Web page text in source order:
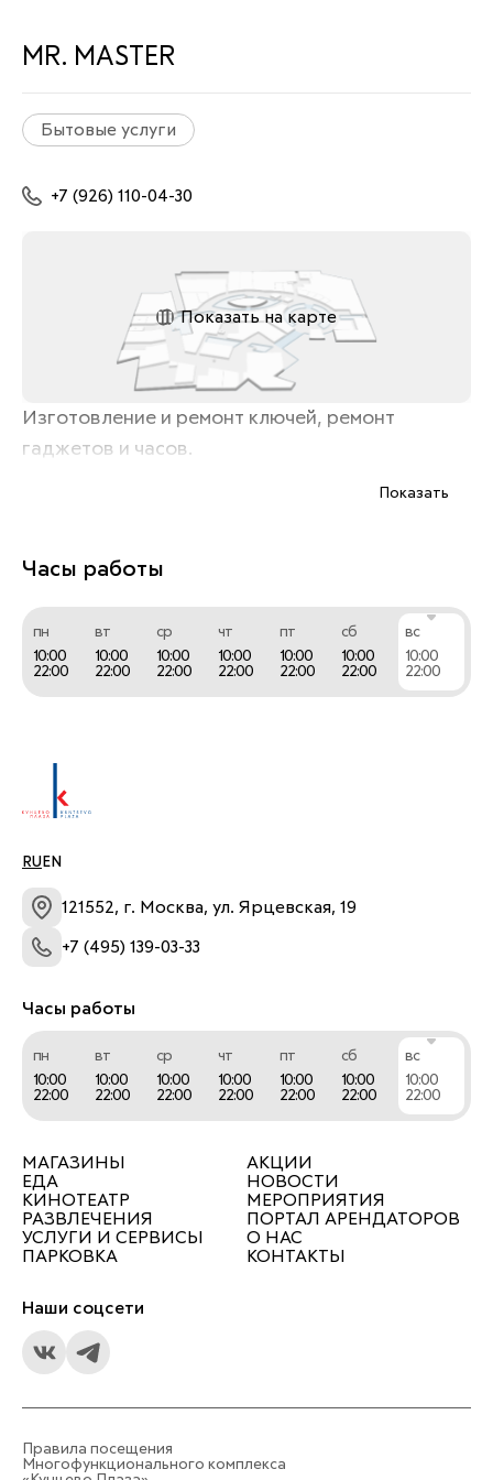
MR. MASTER
Бытовые услуги
+7 (926) 110-04-30
Показать на карте
Изготовление и ремонт ключей, ремонт
гаджетов и часов.
Показать
Часы работы
пн
10:00
22:00
вт
10:00
22:00
ср
10:00
22:00
чт
10:00
22:00
пт
10:00
22:00
сб
10:00
22:00
вс
10:00
22:00
RU EN
121552, г. Москва, ул. Ярцевская, 19
+7 (495) 139-03-33
Часы работы
пн
10:00
22:00
вт
10:00
22:00
ср
10:00
22:00
чт
10:00
22:00
пт
10:00
22:00
сб
10:00
22:00
вс
10:00
22:00
МАГАЗИНЫ
ЕДА
КИНОТЕАТР
РАЗВЛЕЧЕНИЯ
УСЛУГИ И СЕРВИСЫ
ПАРКОВКА
АКЦИИ
НОВОСТИ
МЕРОПРИЯТИЯ
ПОРТАЛ АРЕНДАТОРОВ
О НАС
КОНТАКТЫ
Наши соцсети
Правила посещения
Многофункционального комплекса